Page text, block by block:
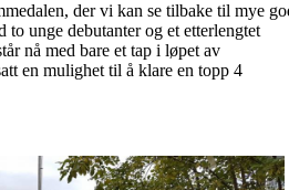
der vi kan se tilbake til mye
to unge debutanter og et etterlengtet
nå med bare et tap i løpet av
en mulighet til å klare en topp 4